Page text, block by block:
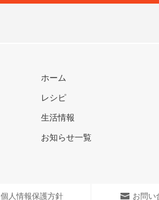
ホーム
レシピ
生活情報
お知らせ一覧
個人情報保護方針 お問い